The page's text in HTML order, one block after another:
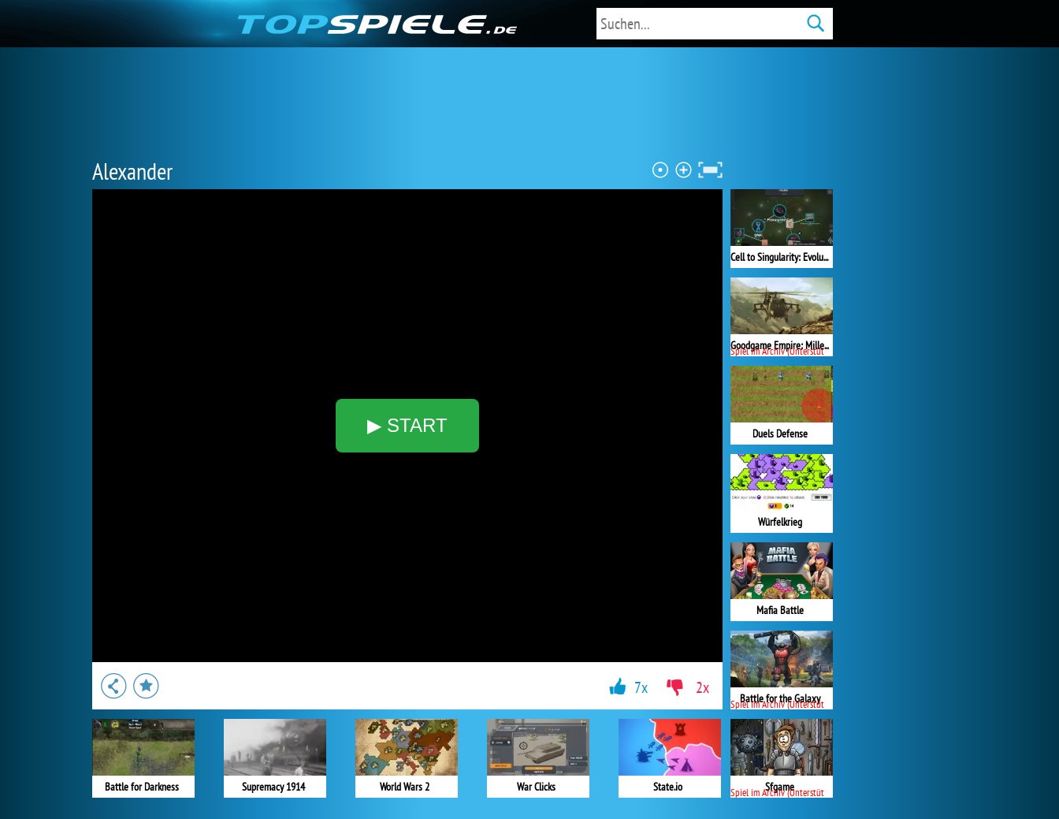
Alexander
▶ START
Cell to Singularity: Evolution
Goodgame Empire: Millennium Wars
Spiel im Archiv (Unterstützung beendet)
Duels Defense
Würfelkrieg
Mafia Battle
Battle for the Galaxy
Spiel im Archiv (Unterstützung beendet)
Sfgame
Spiel im Archiv (Unterstützung beendet)
Battle for Darkness Supremacy 1914 World Wars 2 War Clicks State.io
7x 2x